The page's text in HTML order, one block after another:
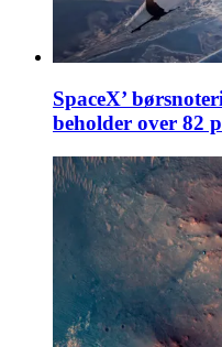
SpaceX’
beholder over 82